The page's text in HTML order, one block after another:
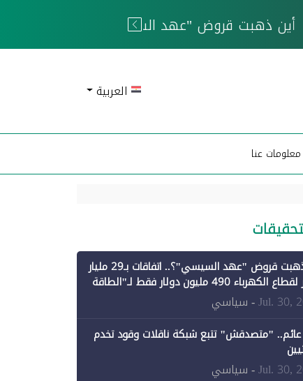
العربية
معلومات عنا
أين ذهبت قروض "عهد السيسي"؟.. اتفاقات بـ29 مليار
دولار لقطاع الكهرباء 490 مليون دولار فقط لـ"الطاقة
(1)
Jul. 30,- سياسي
عائم.. "متصدقش" تتبع شبكة ناقلات وقود تخدم
Jul. 30,- سياسي